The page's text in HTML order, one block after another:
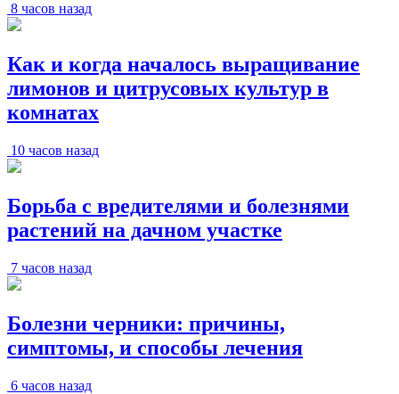
8 часов назад
Как и когда началось выращивание
лимонов и цитрусовых культур в
комнатах
10 часов назад
Борьба с вредителями и болезнями
растений на дачном участке
7 часов назад
Болезни черники: причины,
симптомы, и способы лечения
6 часов назад